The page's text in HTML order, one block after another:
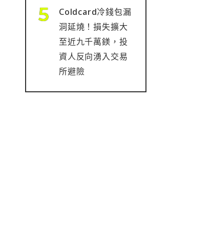
Coldcard冷錢包漏
洞延燒！損失擴大
至近九千萬鎂，投
資人反向湧入交易
所避險